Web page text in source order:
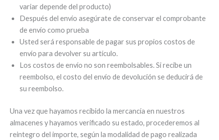
variar depende del producto)
Después del envío asegúrate de conservar el comprobante
de envío como prueba
Usted será responsable de pagar sus propios costos de
envío para devolver su artículo.
Los costos de envío no son reembolsables. Si recibe un
reembolso, el costo del envío de devolución se deducirá de
su reembolso.
Una vez que hayamos recibido la mercancía en nuestros
almacenes y hayamos verificado su estado, procederemos al
reintegro del importe, según la modalidad de pago realizada